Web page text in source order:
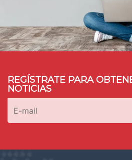
REGÍSTRATE PARA
NOTICIAS